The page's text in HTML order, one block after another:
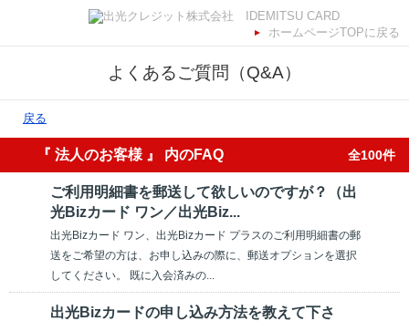
ホームページTOPに戻る
よくあるご質問（Q&A）
戻る
『 法人のお客様 』 内のFAQ 全100件
ご利用明細書を郵送して欲しいのですが？（出
光Bizカード ワン／出光Biz...
出光Bizカード ワン、出光Bizカード プラスのご利用明細書の郵
送をご希望の方は、お申し込みの際に、郵送オプションを選択
してください。 既に入会済みの...
出光Bizカードの申し込み方法を教えて下さ